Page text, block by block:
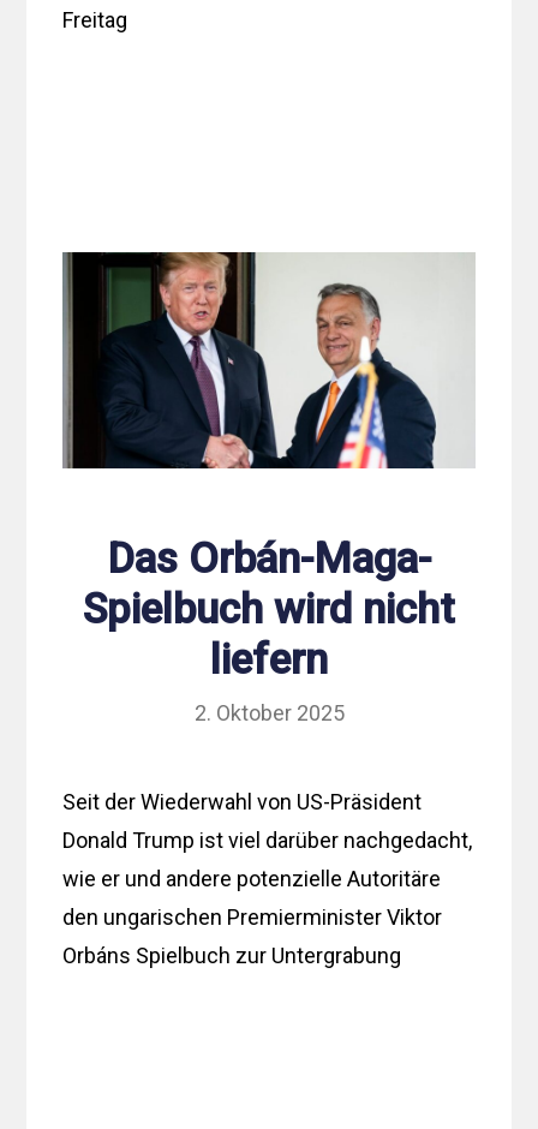
Freitag
Das Orbán-Maga-
Spielbuch wird nicht
liefern
2. Oktober 2025
Seit der Wiederwahl von US-Präsident
Donald Trump ist viel darüber nachgedacht,
wie er und andere potenzielle Autoritäre
den ungarischen Premierminister Viktor
Orbáns Spielbuch zur Untergrabung